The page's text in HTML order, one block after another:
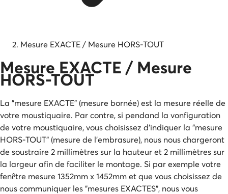
Mesure EXACTE / Mesure HORS-TOUT
Mesure EXACTE / Mesure
HORS-TOUT
La "mesure EXACTE" (mesure bornée) est la mesure réelle de
votre moustiquaire. Par contre, si pendand la vonfiguration
de votre moustiquaire, vous choisissez d'indiquer la "mesure
HORS-TOUT" (mesure de l'embrasure), nous nous chargeront
de soustraire 2 millimètres sur la hauteur et 2 millimètres sur
la largeur afin de faciliter le montage. Si par exemple votre
fenêtre mesure 1352mm x 1452mm et que vous choisissez de
nous communiquer les "mesures EXACTES", nous vous